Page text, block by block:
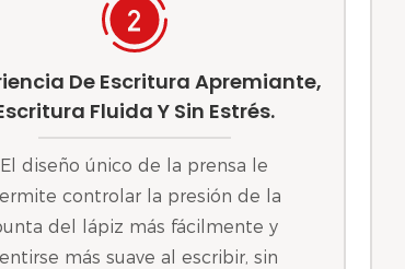
De Escritura Apremiante,
Fluida Y Sin Estrés.
El diseño único de la prensa le
controlar la presión de la
del lápiz más fácilmente y
más suave al escribir, sin